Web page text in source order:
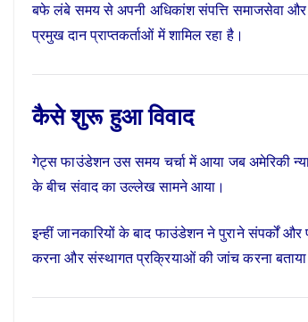
बफे लंबे समय से अपनी अधिकांश संपत्ति समाजसेवा
प्रमुख दान प्राप्तकर्ताओं में शामिल रहा है।
कैसे शुरू हुआ विवाद
गेट्स फाउंडेशन उस समय चर्चा में आया जब अमेरिकी
के बीच संवाद का उल्लेख सामने आया।
इन्हीं जानकारियों के बाद फाउंडेशन ने पुराने संपर्कों और
करना और संस्थागत प्रक्रियाओं की जांच करना बताया